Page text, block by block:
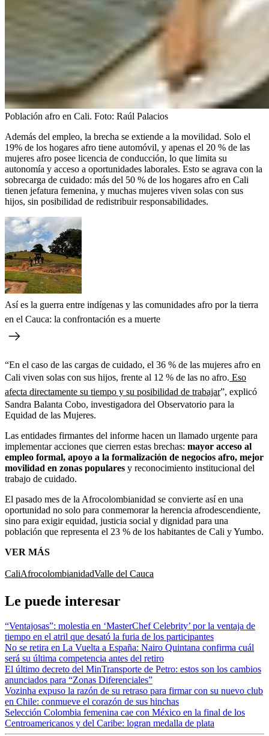
Población afro en Cali. Foto: Raúl Palacios
Además del empleo, la brecha se extiende a la movilidad. Solo el
19% de los hogares afro tiene automóvil, y apenas el 20 % de las
mujeres afro posee licencia de conducción, lo que limita su
autonomía y acceso a oportunidades laborales. Esto se agrava con la
sobrecarga de cuidado: más del 50 % de los hogares afro en Cali
tienen jefatura femenina, y muchas mujeres viven solas con sus
hijos, sin posibilidad de redistribuir responsabilidades.
Así es la guerra entre indígenas y las comunidades afro por la tierra
en el Cauca: la confrontación es a muerte
“En el caso de las cargas de cuidado, el 36 % de las mujeres afro en
Cali viven solas con sus hijos, frente al 12 % de las no afro. Eso
afecta directamente su tiempo y su posibilidad de trabajar”, explicó
Sandra Balanta Cobo, investigadora del Observatorio para la
Equidad de las Mujeres.
Las entidades firmantes del informe hacen un llamado urgente para
implementar acciones que cierren estas brechas: mayor acceso al
empleo formal, apoyo a la formalización de negocios afro, mejor
movilidad en zonas populares y reconocimiento institucional del
trabajo de cuidado.
El pasado mes de la Afrocolombianidad se convierte así en una
oportunidad no solo para conmemorar la herencia afrodescendiente,
sino para exigir equidad, justicia social y dignidad para una
población que representa el 23 % de los habitantes de Cali y Yumbo.
VER MÁS
CaliAfrocolombianidadValle del Cauca
Le puede interesar
“Ventajosas”: molestia en ‘MasterChef Celebrity’ por la ventaja de
tiempo en el atril que desató la furia de los participantes
No se retira en La Vuelta a España: Nairo Quintana confirma cuál
será su última competencia antes del retiro
El último decreto del MinTransporte de Petro: estos son los cambios
anunciados para “Zonas Diferenciales”
Vozinha expuso la razón de su retraso para firmar con su nuevo club
en Chile: conmueve el corazón de sus hinchas
Selección Colombia femenina cae con México en la final de los
Centroamericanos y del Caribe: logran medalla de plata